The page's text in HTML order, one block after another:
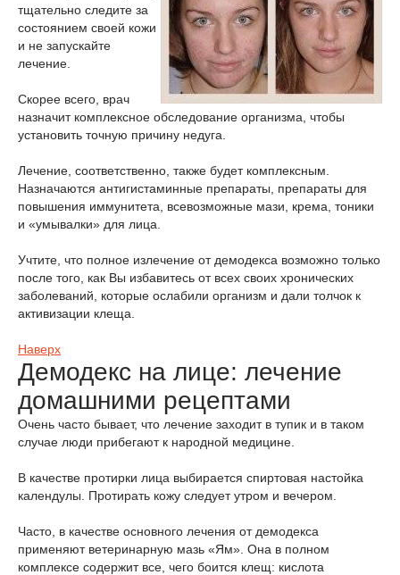
тщательно следите за
состоянием своей кожи
и не запускайте
лечение.
Скорее всего, врач
назначит комплексное обследование организма, чтобы
установить точную причину недуга.
Лечение, соответственно, также будет комплексным.
Назначаются антигистаминные препараты, препараты для
повышения иммунитета, всевозможные мази, крема, тоники
и «умывалки» для лица.
Учтите, что полное излечение от демодекса возможно только
после того, как Вы избавитесь от всех своих хронических
заболеваний, которые ослабили организм и дали толчок к
активизации клеща.
Наверх
Демодекс на лице: лечение
домашними рецептами
Очень часто бывает, что лечение заходит в тупик и в таком
случае люди прибегают к народной медицине.
В качестве протирки лица выбирается спиртовая настойка
календулы. Протирать кожу следует утром и вечером.
Часто, в качестве основного лечения от демодекса
применяют ветеринарную мазь «Ям». Она в полном
комплексе содержит все, чего боится клещ: кислота